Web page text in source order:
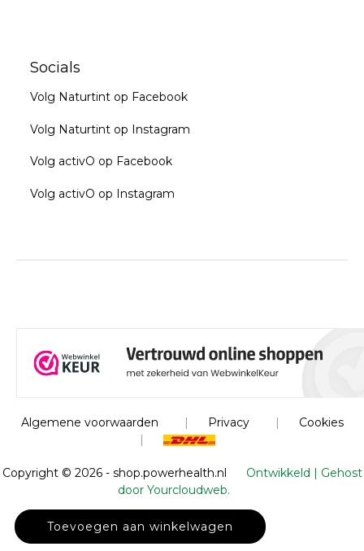
Toevoegen aan winkelwagen
Socials
Volg Naturtint op Facebook
Volg Naturtint op Instagram
Volg activO op Facebook
Volg activO op Instagram
Algemene voorwaarden | Privacy |
Cookies
|
Copyright © 2026 - shop.powerhealth.nl
Ontwikkeld | Gehost
door Yourcloudweb.